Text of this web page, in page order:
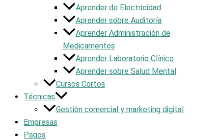
Aprender de Electricidad
Aprender sobre Auditoría
Aprender Administración de
Medicamentos
Aprender Laboratorio Clínico
Aprender sobre Salud Mental
Cursos Cortos
Técnicas
Gestión comercial y marketing digital
Empresas
Pagos